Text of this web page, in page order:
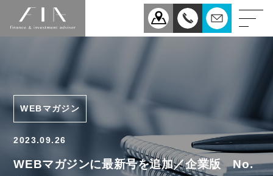
事業承継
税理士法人FIAについて
WEBマガジン
2023.09.26
WEBマガジンに最新号を追加／企業版 No.